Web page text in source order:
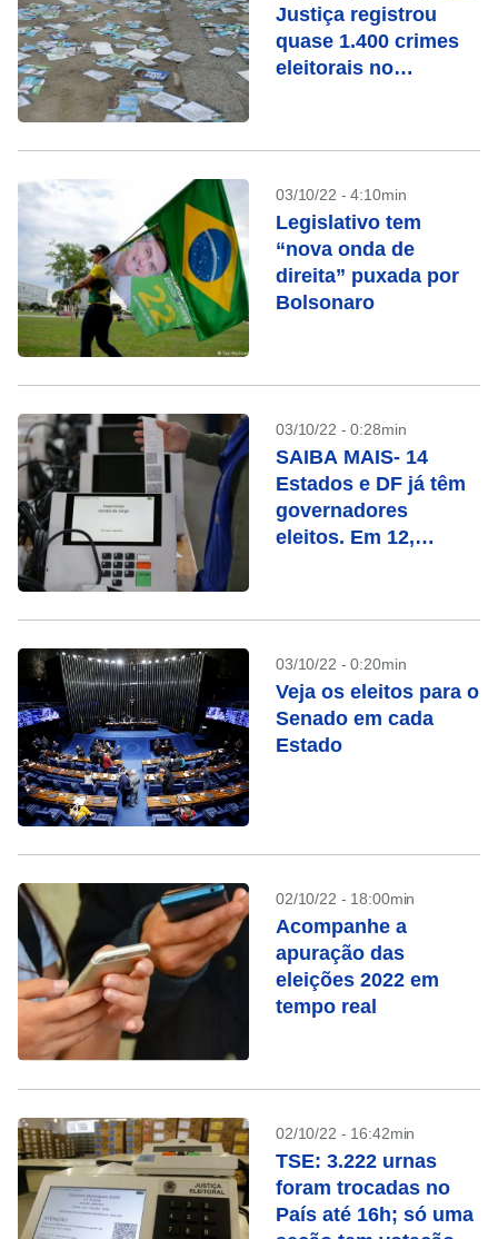
Justiça registrou
quase 1.400 crimes
eleitorais no
03/10/22 - 4:10min
Legislativo tem
“nova onda de
direita” puxada por
Bolsonaro
03/10/22 - 0:28min
SAIBA MAIS- 14
Estados e DF já têm
governadores
eleitos. Em 12,
03/10/22 - 0:20min
Veja os eleitos para o
Senado em cada
Estado
02/10/22 - 18:00min
Acompanhe a
apuração das
eleições 2022 em
tempo real
02/10/22 - 16:42min
TSE: 3.222 urnas
foram trocadas no
País até 16h; só uma